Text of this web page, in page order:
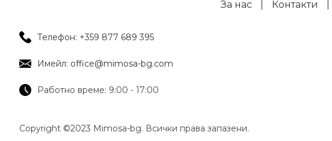
За нас Контакти
Телефон: +359 877 689 395
Имейл: office@mimosa-bg.com
Работно време: 9:00 - 17:00
Copyright ©2023 Mimosa-bg. Всички права запазени.